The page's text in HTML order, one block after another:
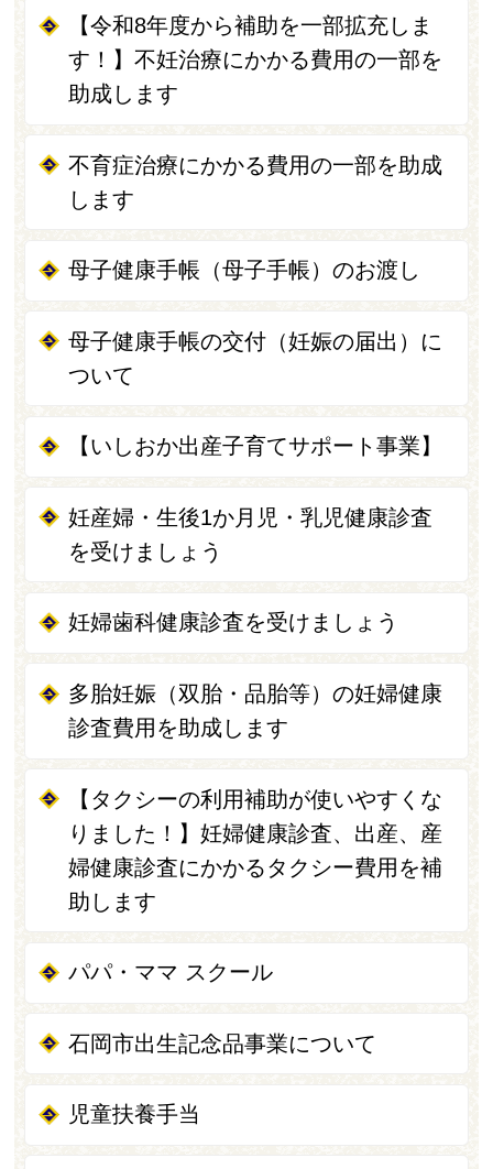
【令和8年度から補助を一部拡充しま
す！】不妊治療にかかる費用の一部を
助成します
不育症治療にかかる費用の一部を助成
します
母子健康手帳（母子手帳）のお渡し
母子健康手帳の交付（妊娠の届出）に
ついて
【いしおか出産子育てサポート事業】
妊産婦・生後1か月児・乳児健康診査
を受けましょう
妊婦歯科健康診査を受けましょう
多胎妊娠（双胎・品胎等）の妊婦健康
診査費用を助成します
【タクシーの利用補助が使いやすくな
りました！】妊婦健康診査、出産、産
婦健康診査にかかるタクシー費用を補
助します
パパ・ママ スクール
石岡市出生記念品事業について
児童扶養手当